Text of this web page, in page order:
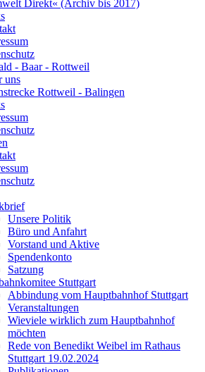
Direkt« (Archiv bis 2017)
- Baar - Rottweil
uns
Rottweil - Balingen
Unsere Politik
Büro und Anfahrt
Vorstand und Aktive
Spendenkonto
Satzung
Stuttgart
Abbindung vom Hauptbahnhof Stuttgart
Veranstaltungen
Wieviele wirklich zum Hauptbahnhof
möchten
Rede von Benedikt Weibel im Rathaus
Stuttgart 19.02.2024